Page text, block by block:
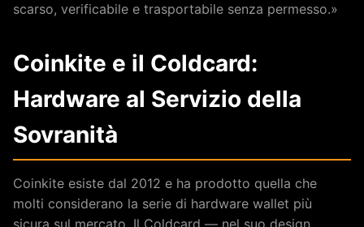
scarso, verificabile e trasportabile senza permesso.»
Coinkite e il Coldcard:
Hardware al Servizio della
Sovranità
Coinkite esiste dal 2012 e ha prodotto quella che
molti considerano la serie di hardware wallet più